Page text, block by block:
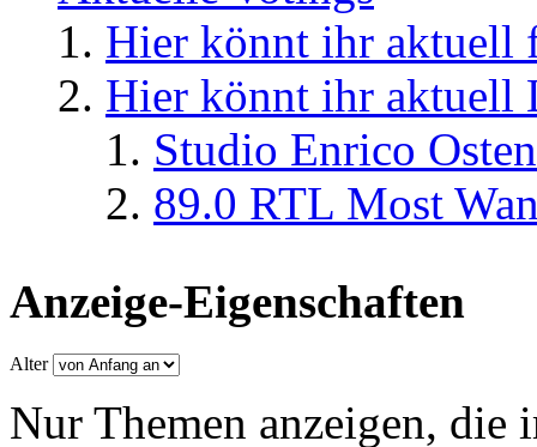
Hier könnt ihr aktuell
Hier könnt ihr aktuell
Studio Enrico
89.0 RTL Most
Anzeige-Eigenschaften
Alter
Nur Themen anzeigen, die